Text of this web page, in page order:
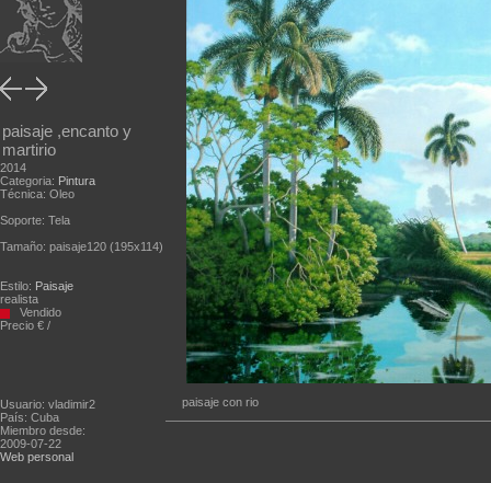
paisaje ,encanto y
martirio
2014
Categoria: Pintura
Técnica: Oleo
Soporte: Tela
Tamaño: paisaje120 (195x114)
Estilo: Paisaje
realista
Vendido
Precio € /
Usuario: vladimir2
País: Cuba
Miembro desde:
2009-07-22
Web personal
paisaje con rio